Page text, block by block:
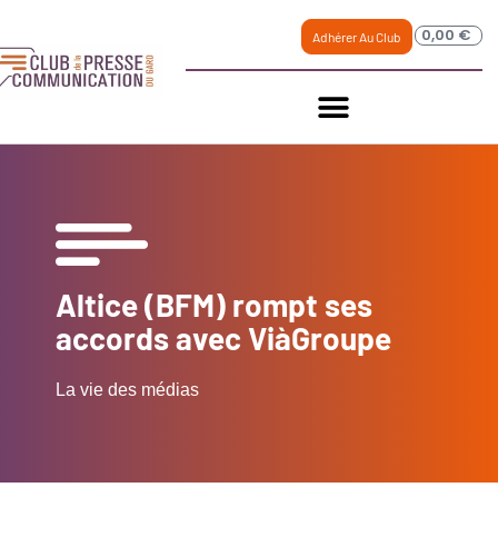
Adhérer Au Club 0,00 €
Altice (BFM) rompt ses
accords avec ViàGroupe
La vie des médias